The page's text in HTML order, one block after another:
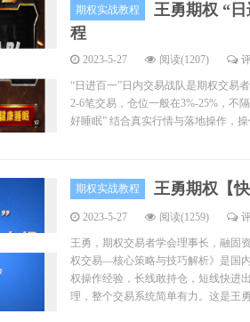
期权实战教程
王勇期权 “
程
2023-5-27 阅读(1207)
“日进百一”日内交易战队是期权交易
2-6笔交易，仓位一般在3%-25%，不
好睡眠” 结合真实行情与落地操作，操
期权实战教程 王勇期权【
2023-5-27 阅读(1259)
王勇，期权交易者学会理事长，融固
权交易—核心策略与技巧解析》是国
权操作经验，长线敢持仓，短线快进
理，整个交易系统简单有力。这是王